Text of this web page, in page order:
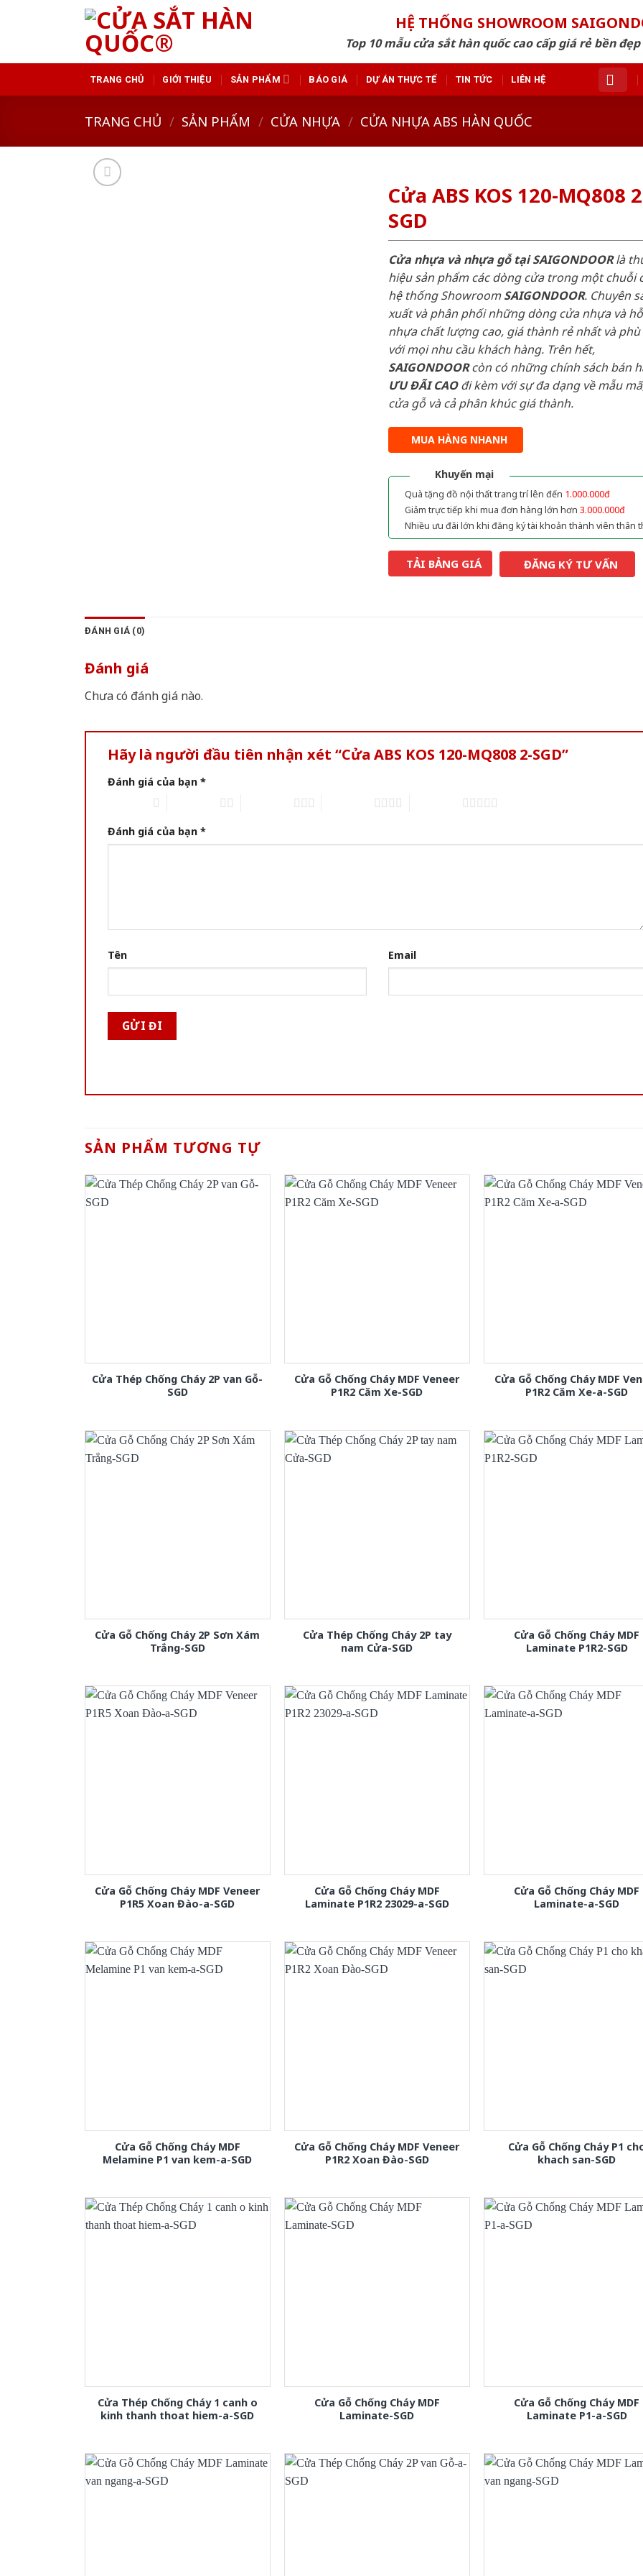
HỆ THỐNG SHOWROOM
Top 10 mẫu cửa sắt hàn quốc cao cấp giá rẻ bền
TRANG CHỦ GIỚI THIỆU SẢN PHẨM BÁO GIÁ DỰ ÁN THỰC TẾ TIN TỨC LIÊN HỆ
TRANG CHỦ / SẢN PHẨM / CỬA NHỰA / CỬA NHỰA ABS HÀN QUỐC
Cửa ABS KOS 120-MQ808
SGD
Cửa nhựa và nhựa gỗ tại SAIGONDOORlà
hiệu sản phẩm các dòng cửa trong một chuỗi
hệ thống ShowroomSAIGONDOOR. Chuyên
xuất và phân phối những dòng cửa nhựa và
nhựa chất lượng cao, giá thành rẻ nhất và
với mọi nhu cầu khách hàng. Trên hết,
SAIGONDOORcòn có những chính sách bán
ƯU ĐÃI CAOđi kèm với sự đa dạng về mẫu
cửa gỗ và cả phân khúc giá thành.
MUA HÀNG NHANH
Khuyến mại
Quà tặng đồ nội thất trang trí lên đến 1.000.000đ
Giảm trực tiếp khi mua đơn hàng lớn hơn 3.000.000đ
Nhiều ưu đãi lớn khi đăng ký tài khoản thành viên thân
TẢI BẢNG GIÁ ĐĂNG KÝ TƯ VẤN
ĐÁNH GIÁ (0)
Đánh giá
Chưa có đánh giá nào.
Hãy là người đầu tiên nhận xét “Cửa ABS KOS 120-MQ808 2-SGD”
Đánh giá của bạn *
Đánh giá của bạn *
Tên Email
SẢN PHẨM TƯƠNG TỰ
Cửa Thép Chống Cháy 2P van Gỗ-
SGD
Cửa Gỗ Chống Cháy MDF Veneer
P1R2 Căm Xe-SGD
Cửa Gỗ Chống Cháy MDF
P1R2 Căm Xe-a-SGD
Cửa Gỗ Chống Cháy 2P Sơn Xám
Trắng-SGD
Cửa Thép Chống Cháy 2P tay
nam Cửa-SGD
Cửa Gỗ Chống Cháy MDF
Laminate P1R2-SGD
Cửa Gỗ Chống Cháy MDF Veneer
P1R5 Xoan Đào-a-SGD
Cửa Gỗ Chống Cháy MDF
Laminate P1R2 23029-a-SGD
Cửa Gỗ Chống Cháy MDF
Laminate-a-SGD
Cửa Gỗ Chống Cháy MDF
Melamine P1 van kem-a-SGD
Cửa Gỗ Chống Cháy MDF Veneer
P1R2 Xoan Đào-SGD
Cửa Gỗ Chống Cháy P1
khach san-SGD
Cửa Thép Chống Cháy 1 canh o
kinh thanh thoat hiem-a-SGD
Cửa Gỗ Chống Cháy MDF
Laminate-SGD
Cửa Gỗ Chống Cháy MDF
Laminate P1-a-SGD